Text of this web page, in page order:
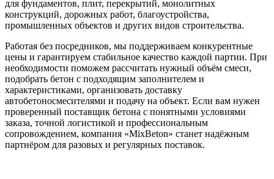
для фундаментов, плит, перекрытий, монолитных
конструкций, дорожных работ, благоустройства,
промышленных объектов и других видов строительства.
Работая без посредников, мы поддерживаем конкурентные
цены и гарантируем стабильное качество каждой партии. При
необходимости поможем рассчитать нужный объём смеси,
подобрать бетон с подходящим заполнителем и
характеристиками, организовать доставку
автобетоносмесителями и подачу на объект. Если вам нужен
проверенный поставщик бетона с понятными условиями
заказа, точной логистикой и профессиональным
сопровождением, компания «MixBeton» станет надёжным
партнёром для разовых и регулярных поставок.